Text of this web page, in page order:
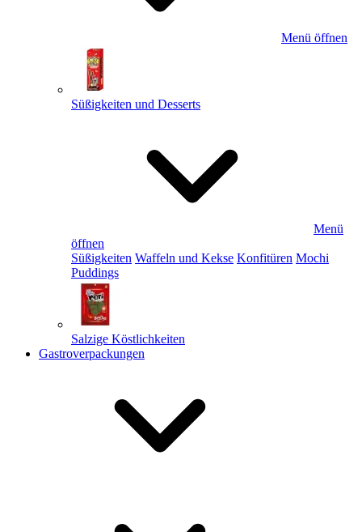
Menü öffnen
Süßigkeiten und Desserts
Menü
öffnen
Süßigkeiten Waffeln und Kekse Konfitüren Mochi
Puddings
Salzige Köstlichkeiten
Gastroverpackungen